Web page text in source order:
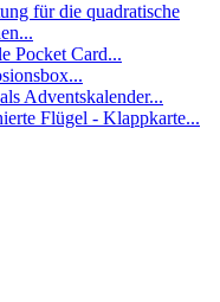
für die quadratische
Pocket Card...
Adventskalender...
Flügel - Klappkarte...